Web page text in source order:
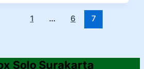
1 … 6 7
Solo Surakarta